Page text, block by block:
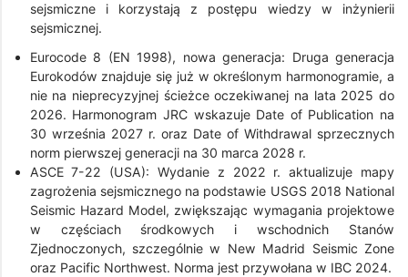
sejsmiczne i korzystają z postępu wiedzy w inżynierii
sejsmicznej.
Eurocode 8 (EN 1998), nowa generacja: Druga generacja
Eurokodów znajduje się już w określonym harmonogramie, a
nie na nieprecyzyjnej ścieżce oczekiwanej na lata 2025 do
2026. Harmonogram JRC wskazuje Date of Publication na
30 września 2027 r. oraz Date of Withdrawal sprzecznych
norm pierwszej generacji na 30 marca 2028 r.
ASCE 7-22 (USA): Wydanie z 2022 r. aktualizuje mapy
zagrożenia sejsmicznego na podstawie USGS 2018 National
Seismic Hazard Model, zwiększając wymagania projektowe
w częściach środkowych i wschodnich Stanów
Zjednoczonych, szczególnie w New Madrid Seismic Zone
oraz Pacific Northwest. Norma jest przywołana w IBC 2024.